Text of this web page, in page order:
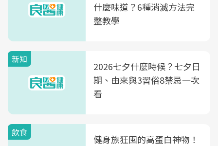
什麼味道？6種消滅方法完
整教學
新知
2026七夕什麼時候？七夕日
期、由來與3習俗8禁忌一次
看
飲食
健身族狂囤的高蛋白神物！